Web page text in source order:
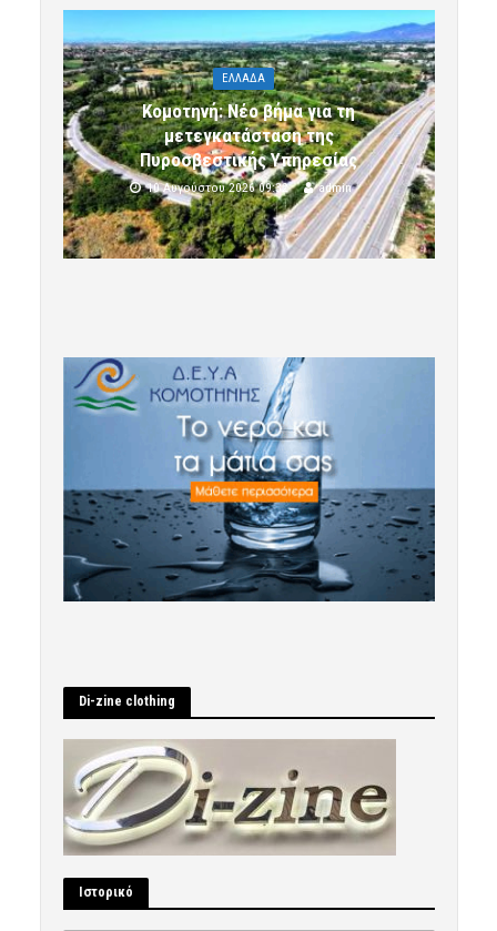
ΕΛΛΑΔΑ
Κομοτηνή: Νέο βήμα για τη
μετεγκατάσταση της
Πυροσβεστικής Υπηρεσίας
10 Αυγούστου 2026 09:32 admin
Di-zine clothing
Ιστορικό